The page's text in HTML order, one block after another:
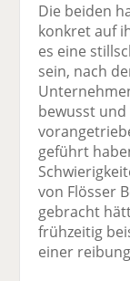
Die beiden
konkret auf
es eine
sein, nach
bewusst
geführt
von Flösser
gebracht
frühzeitig
einer